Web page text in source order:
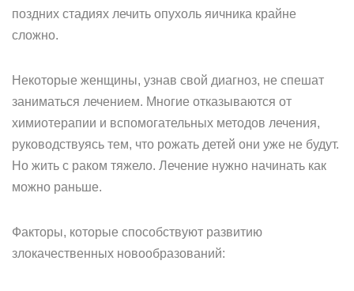
поздних стадиях лечить опухоль яичника крайне
сложно.
Некоторые женщины, узнав свой диагноз, не спешат
заниматься лечением. Многие отказываются от
химиотерапии и вспомогательных методов лечения,
руководствуясь тем, что рожать детей они уже не будут.
Но жить с раком тяжело. Лечение нужно начинать как
можно раньше.
Факторы, которые способствуют развитию
злокачественных новообразований: